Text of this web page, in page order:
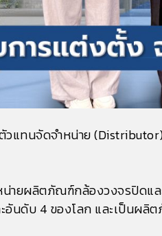
วแทนจัดจำหน่าย
ายผลิตภัณฑ์กล้องวงจรปิดแ
อันดับ 4 ของโลก และเป็นผ